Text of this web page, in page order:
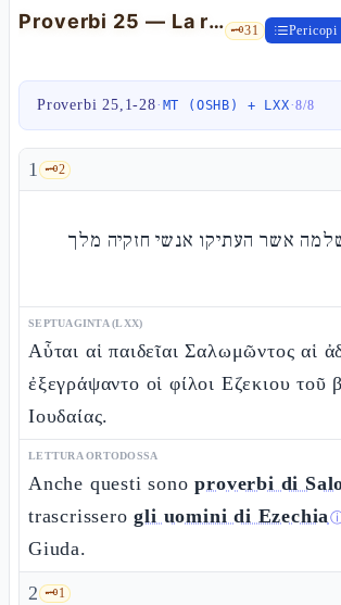
Proverbi 25 — La raccolta di Ezechia, il miele e il nemico affamato 🗝️31 Pericopi
Proverbi 25,1-28· MT (OSHB) + LXX·8/8
1 🗝️2
אשר העתיקו אנשי חזקיה מלך
SEPTUAGINTA (LXX)
Αὗται αἱ παιδεῖαι Σαλωμῶντος αἱ
ἐξεγράψαντο οἱ φίλοι Εζεκιου τοῦ
Ιουδαίας.
LETTURA ORTODOSSA
Anche questi sonoproverbi di
trascrisserogli uomini di Ezechia
Giuda.
2 🗝️1